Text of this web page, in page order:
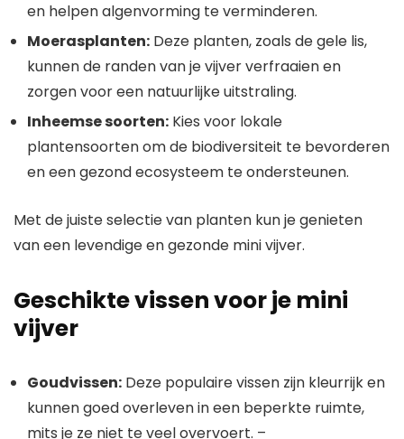
en helpen algenvorming te verminderen.
Moerasplanten: Deze planten, zoals de gele lis,
kunnen de randen van je vijver verfraaien en
zorgen voor een natuurlijke uitstraling.
Inheemse soorten: Kies voor lokale
plantensoorten om de biodiversiteit te bevorderen
en een gezond ecosysteem te ondersteunen.
Met de juiste selectie van planten kun je genieten
van een levendige en gezonde mini vijver.
Geschikte vissen voor je mini
vijver
Goudvissen: Deze populaire vissen zijn kleurrijk en
kunnen goed overleven in een beperkte ruimte,
mits je ze niet te veel overvoert. –